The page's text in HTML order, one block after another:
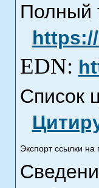
Полный
EDN:
Список
Экспорт ссылки